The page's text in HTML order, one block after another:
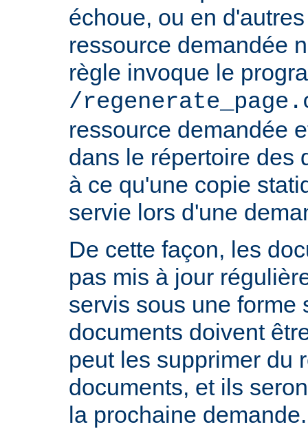
échoue, ou en
ressource demandée
règle invoque le
/
ressource demandée
dans le répertoire des
à ce qu'une copie
servie lors d'une
De cette façon, les
pas mis à jour
servis sous une forme
documents doivent
peut les supprimer du
documents, et ils
la prochaine demande.